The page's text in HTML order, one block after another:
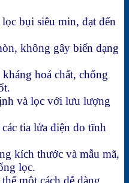
bụi siêu min, đạt đến
không gây biến dạng
hoá chất, chống
và lọc với lưu lượng
tia lửa điện do tĩnh
kích thước và mẫu mã,
lọc.
một cách dễ dàng.